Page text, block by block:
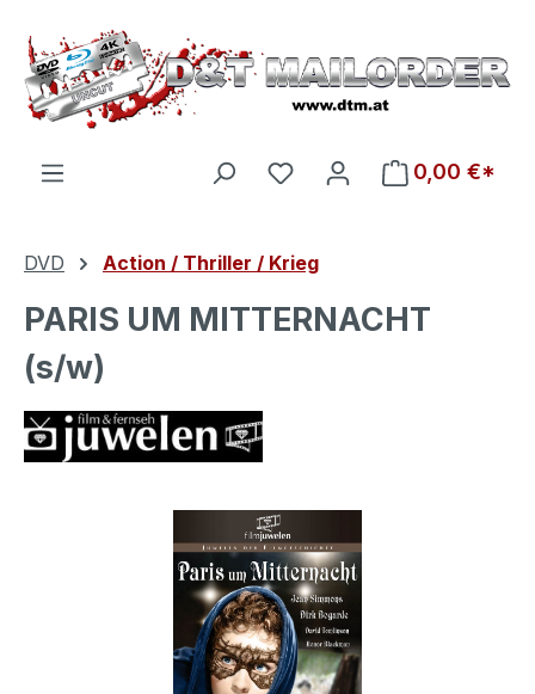
Zum Hauptinhalt springen
Du hast 0 Produkte auf
0,00 €*
DVD Action / Thriller / Krieg
PARIS UM MITTERNACHT
(s/w)
Bildergalerie überspringen